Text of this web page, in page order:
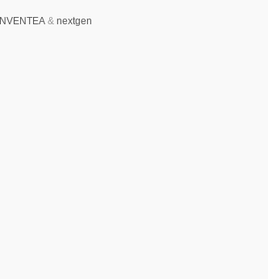
INVENTEA& nextgen